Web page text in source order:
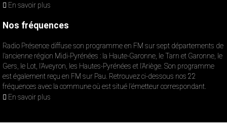
En savoir plus
Nos fréquences
Radio Présence diffuse son programme en FM sur sept départements de
l’ancienne région Midi-Pyrénées : la Haute-Garonne, le Tarn et Garonne, le
Gers, le Lot, l’Aveyron, les Hautes-Pyrénées et l’Ariège. Son programme
est également reçu en FM sur Pau. Retrouvez ci-dessous nos 22
fréquences avec la commune où est situé l’émetteur correspondant.
En savoir plus